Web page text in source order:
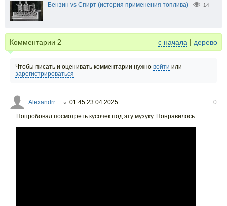
Бензин vs Спирт (история применения топлива) 14
Комментарии 2 с начала | дерево
Чтобы писать и оценивать комментарии нужно войти или
зарегистрироваться
Alexandrr ○ 01:45 23.04.2025
0
Попробовал посмотреть кусочек под эту музуку. Понравилось.